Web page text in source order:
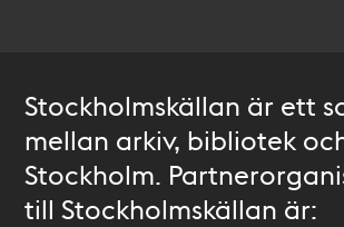
Stockholmskällan är ett
mellan arkiv, bibliotek
Stockholm.
till Stockholmskällan är: